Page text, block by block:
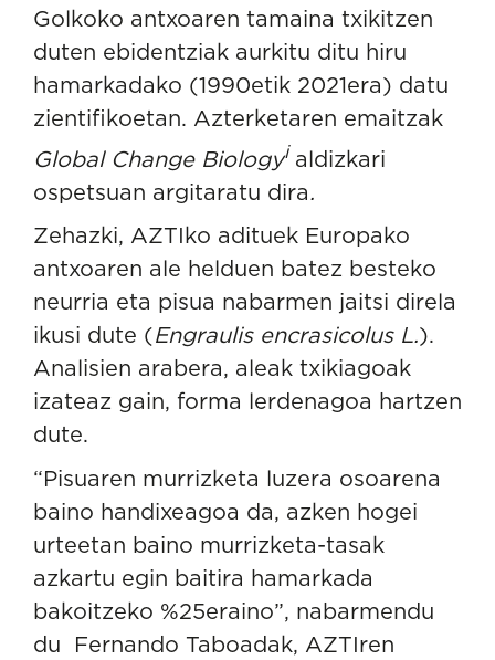
Golkoko antxoaren tamaina txikitzen
duten ebidentziak aurkitu ditu hiru
hamarkadako (1990etik 2021era) datu
zientifikoetan. Azterketaren emaitzak
Global Change Biologyi aldizkari
ospetsuan argitaratu dira.
Zehazki, AZTIko adituek Europako
antxoaren ale helduen batez besteko
neurria eta pisua nabarmen jaitsi direla
ikusi dute (Engraulis encrasicolus L.).
Analisien arabera, aleak txikiagoak
izateaz gain, forma lerdenagoa hartzen
dute.
“Pisuaren murrizketa luzera osoarena
baino handixeagoa da, azken hogei
urteetan baino murrizketa-tasak
azkartu egin baitira hamarkada
bakoitzeko %25eraino”, nabarmendu
du Fernando Taboadak, AZTIren